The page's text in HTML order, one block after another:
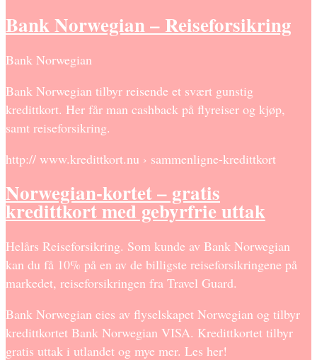
Bank Norwegian – Reiseforsikring
Bank Norwegian
Bank Norwegian tilbyr reisende et svært gunstig
kredittkort. Her får man cashback på flyreiser og kjøp,
samt reiseforsikring.
http:// www.kredittkort.nu › sammenligne-kredittkort
Norwegian-kortet – gratis
kredittkort med gebyrfrie uttak
Helårs Reiseforsikring. Som kunde av Bank Norwegian
kan du få 10% på en av de billigste reiseforsikringene på
markedet, reiseforsikringen fra Travel Guard.
Bank Norwegian eies av flyselskapet Norwegian og tilbyr
kredittkortet Bank Norwegian VISA. Kredittkortet tilbyr
gratis uttak i utlandet og mye mer. Les her!